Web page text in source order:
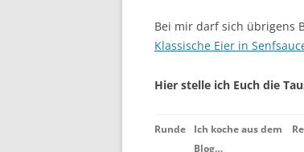
Bei mir darf sich übrigens
Klassische Eier in
Hier stelle ich Euch die
Runde
Ich koche aus dem
Blog…